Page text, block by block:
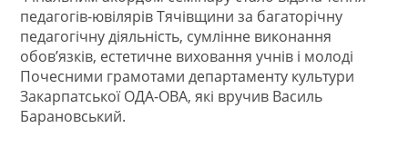
педагогів-ювілярів Тячівщини за багаторічну
педагогічну діяльність, сумлінне виконання
обов’язків, естетичне виховання учнів і молоді
Почесними грамотами департаменту культури
Закарпатської ОДА-ОВА, які вручив Василь
Барановський.